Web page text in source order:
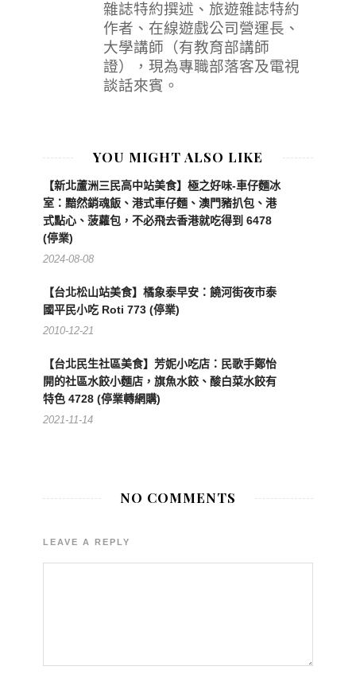
雜誌特約撰述、旅遊雜誌特約
作者、在線遊戲公司營運長、
大學講師（有教育部講師
證），現為專職部落客及電視
談話來賓。
YOU MIGHT ALSO LIKE
【新北蘆洲三民高中站美食】極之好味-車仔麵冰
室：黯然銷魂飯、港式車仔麵、澳門豬扒包、港
式點心、菠蘿包，不必飛去香港就吃得到 6478
(停業)
2024-08-08
【台北松山站美食】橘象泰早安：饒河街夜市泰
國平民小吃 Roti 773 (停業)
2010-12-21
【台北民生社區美食】芳妮小吃店：民歌手鄭怡
開的社區水餃小麵店，旗魚水餃、酸白菜水餃有
特色 4728 (停業轉網購)
2021-11-14
NO COMMENTS
LEAVE A REPLY